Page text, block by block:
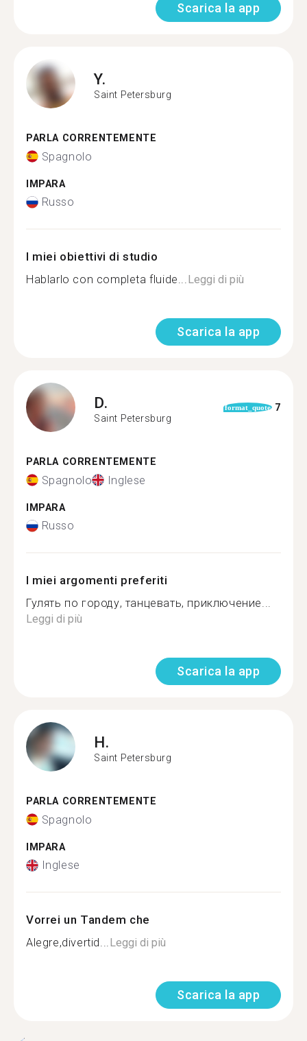
Scarica la app
Y.
Saint Petersburg
PARLA CORRENTEMENTE
Spagnolo
IMPARA
Russo
I miei obiettivi di studio
Hablarlo con completa fluide...Leggi di più
Scarica la app
D.
Saint Petersburg
format_quote 7
PARLA CORRENTEMENTE
Spagnolo Inglese
IMPARA
Russo
I miei argomenti preferiti
Гулять по городу, танцевать, приключение...
Leggi di più
Scarica la app
H.
Saint Petersburg
PARLA CORRENTEMENTE
Spagnolo
IMPARA
Inglese
Vorrei un Tandem che
Alegre,divertid...Leggi di più
Scarica la app